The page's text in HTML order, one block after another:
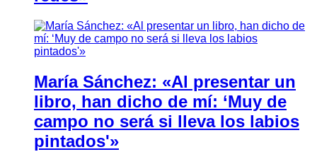
María Sánchez: «Al presentar un
libro, han dicho de mí: ‘Muy de
campo no será si lleva los labios
pintados'»